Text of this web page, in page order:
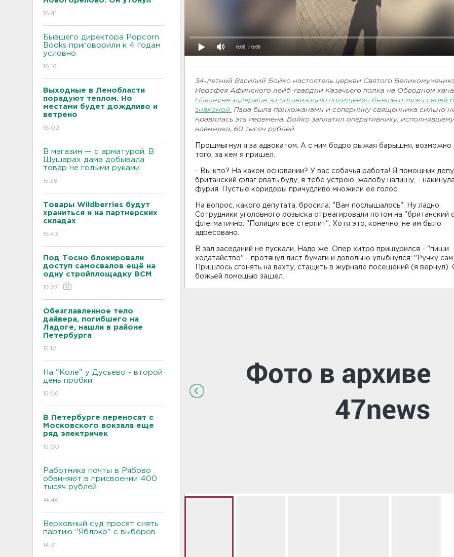
16:41
Бывшего директора Popcorn
Books приговорили к 4 годам
условно
16:16
Выходные в Ленобласти
порадуют теплом. Но
местами будет дождливо и
ветрено
16:02
В магазин — с арматурой. В
Шушарах дама добывала
товар не голыми руками
15:58
Товары Wildberries будут
храниться и на партнерских
складах
15:43
Под Тосно блокировали
доступ самосвалов ещё на
одну стройплощадку ВСМ
15:27
Обезглавленное тело
дайвера, погибшего на
Ладоге, нашли в районе
Петербурга
15:12
На "Коле" у Дусьево - второй
день пробки
15:06
В Петербурге переносят с
Московского вокзала еще
ряд электричек
15:00
Работника почты в Рябово
обвиняют в присвоении 400
тысяч рублей
14:46
Верховный суд просят снять
партию "Яблоко" с выборов
14:31
0:00 / 0:00
34-летний Василий Бойко настоятель церкви Святого
Иерофея Афинского лейб-гвардии Казачьего полка на Обводном
Накануне задержан за организацию похищения бывшего мужа своей
знакомой.
Пара была прихожанами и сопернику священника сильно
нравилась эта перемена. Бойко заплатил оперативнику,
наемника , 60 тысяч рублей.
Прошмыгнул я за адвокатом. А с ним бодро рыжая барышня, возможно
того, за кем я пришел.
- Вы кто? На каком основании? У вас собачья работа! Я помощник
британский флаг рвать буду, я тебе устрою, жалобу напишу, -
фурия. Пустые коридоры причудливо множили ее голос.
На вопрос, какого депутата, бросила: "Вам послышалось". Ну ладно.
Сотрудники уголовного розыска отреагировали потом на "британский
флегматично: "Полиция все стерпит". Хотя это, конечно, не им было
адресовано.
В зал заседаний не пускали. Надо же. Опер хитро прищурился - "пиши
ходатайство" - протянул лист бумаги и довольно улыбнулся: "Ручку
Пришлось сгонять на вахту, стащить в журнале посещений (я вернул).
божьей помощью зашел.